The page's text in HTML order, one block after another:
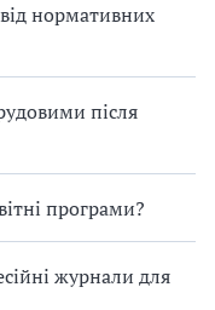
нормативних
після
програми?
журнали для